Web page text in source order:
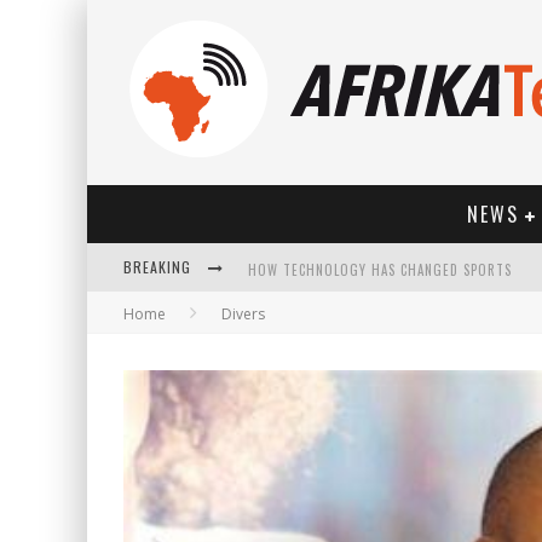
NEWS
BREAKING HOW TECHNOLOGY HAS CHANGED SPORTS
Home Divers